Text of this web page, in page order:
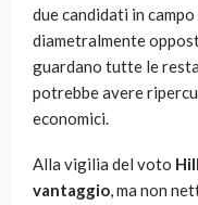
due candidati in
diametralmente
guardano tutte le
potrebbe avere
economici.
Alla vigilia del voto
vantaggio, ma non